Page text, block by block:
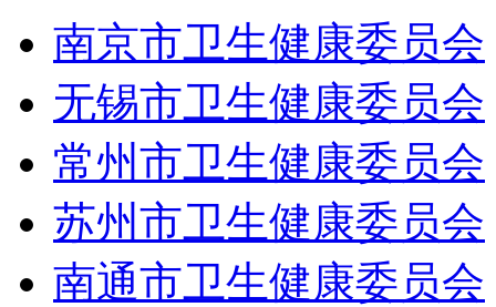
南京市卫生健康委员会
无锡市卫生健康委员会
常州市卫生健康委员会
苏州市卫生健康委员会
南通市卫生健康委员会